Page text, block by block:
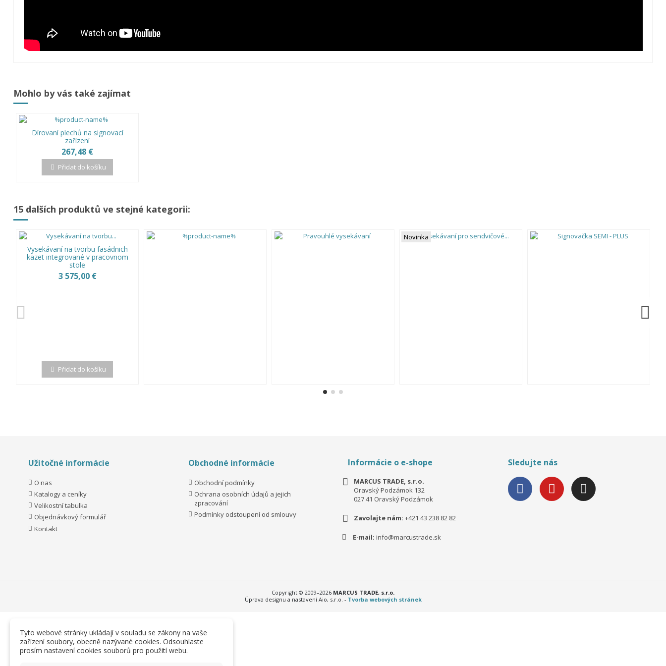
Mohlo by vás také zajímat
Dírovaní plechů na signovací
zařízení
267,48 €
Přidat do košíku
15 dalších produktů ve stejné kategorii:
Vysekávaní na tvorbu fasádnich
kazet integrované v pracovnom
stole
3 575,00 €
Přidat do košíku
Novinka
Užitočné informácie
O nas
Katalogy a ceníky
Velikostní tabulka
Objednávkový formulář
Kontakt
Obchodné informácie
Obchodní podmínky
Ochrana osobních údajů a jejich
zpracování
Podmínky odstoupení od smlouvy
Informácie o e-shope
MARCUS TRADE, s.r.o.
Oravský Podzámok 132
027 41 Oravský Podzámok
Zavolajte nám: +421 43 238 82 82
E-mail: info@marcustrade.sk
Sledujte nás
Copyright © 2009–2026 MARCUS TRADE, s.r.o.
Úprava designu a nastavení Aio, s.r.o. - Tvorba webových stránek
Tyto webové stránky ukládají v souladu se zákony na vaše
zařízení soubory, obecně nazývané cookies. Odsouhlaste
prosím nastavení cookies souborů pro použití webu.